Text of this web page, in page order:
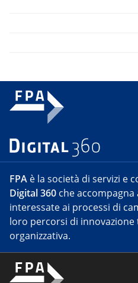
FPA è la società di servizi e
Digital 360 che
interessate ai processi di
loro percorsi di
organizzativa.